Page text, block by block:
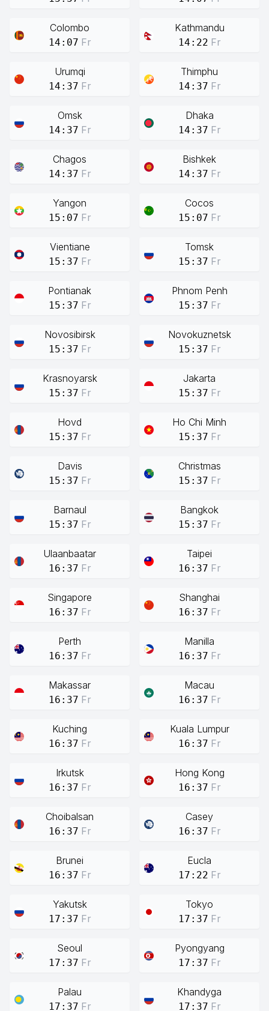
Colombo
14:07 Fr
Kathmandu
14:22 Fr
Urumqi
14:37 Fr
Thimphu
14:37 Fr
Omsk
14:37 Fr
Dhaka
14:37 Fr
Chagos
14:37 Fr
Bishkek
14:37 Fr
Yangon
15:07 Fr
Cocos
15:07 Fr
Vientiane
15:37 Fr
Tomsk
15:37 Fr
Pontianak
15:37 Fr
Phnom Penh
15:37 Fr
Novosibirsk
15:37 Fr
Novokuznetsk
15:37 Fr
Krasnoyarsk
15:37 Fr
Jakarta
15:37 Fr
Hovd
15:37 Fr
Ho Chi Minh
15:37 Fr
Davis
15:37 Fr
Christmas
15:37 Fr
Barnaul
15:37 Fr
Bangkok
15:37 Fr
Ulaanbaatar
16:37 Fr
Taipei
16:37 Fr
Singapore
16:37 Fr
Shanghai
16:37 Fr
Perth
16:37 Fr
Manilla
16:37 Fr
Makassar
16:37 Fr
Macau
16:37 Fr
Kuching
16:37 Fr
Kuala Lumpur
16:37 Fr
Irkutsk
16:37 Fr
Hong Kong
16:37 Fr
Choibalsan
16:37 Fr
Casey
16:37 Fr
Brunei
16:37 Fr
Eucla
17:22 Fr
Yakutsk
17:37 Fr
Tokyo
17:37 Fr
Seoul
17:37 Fr
Pyongyang
17:37 Fr
Palau
17:37 Fr
Khandyga
17:37 Fr